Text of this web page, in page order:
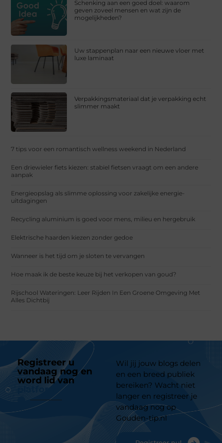
Schenking aan een goed doel: waarom
geven zoveel mensen en wat zijn de
mogelijkheden?
Uw stappenplan naar een nieuwe vloer met
luxe laminaat
Verpakkingsmateriaal dat je verpakking echt
slimmer maakt
7 tips voor een romantisch wellness weekend in Nederland
Een driewieler fiets kiezen: stabiel fietsen vraagt om een andere
aanpak
Energieopslag als slimme oplossing voor zakelijke energie-
uitdagingen
Recycling aluminium is goed voor mens, milieu en hergebruik
Elektrische haarden kiezen zonder gedoe
Wanneer is het tijd om je sloten te vervangen
Hoe maak ik de beste keuze bij het verkopen van goud?
Rijschool Wateringen: Leer Rijden In Een Groene Omgeving Met
Alles Dichtbij
Registreer u
vandaag nog en
word lid van
platform
Wil jij jouw blogs delen
en een breed publiek
bereiken? Wacht niet
langer en registreer je
vandaag nog op
Gouden-tip.nl